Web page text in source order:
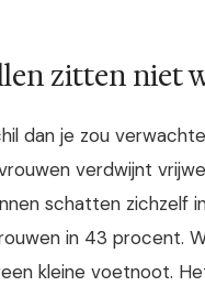
zitten niet
dan je zou
verdwijnt
schatten
in 43 procent.
kleine voetnoot.